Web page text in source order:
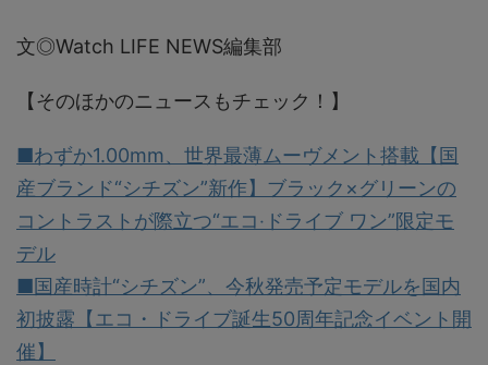
文◎Watch LIFE NEWS編集部
【そのほかのニュースもチェック！】
■わずか1.00mm、世界最薄ムーヴメント搭載【国
産ブランド“シチズン”新作】ブラック×グリーンの
コントラストが際立つ“エコ‧ドライブ ワン”限定モ
デル
■国産時計“シチズン”、今秋発売予定モデルを国内
初披露【エコ・ドライブ誕生50周年記念イベント開
催】